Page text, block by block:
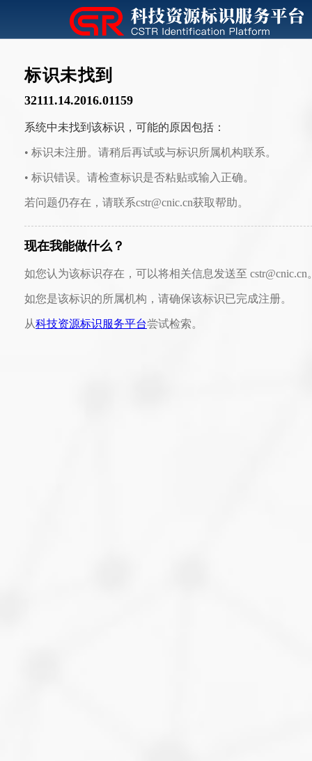
标识未找到
32111.14.2016.01159
系统中未找到该标识，可能的原因包括：
• 标识未注册。请稍后再试或与标识所属机构联系。
• 标识错误。请检查标识是否粘贴或输入正确。
若问题仍存在，请联系cstr@cnic.cn获取帮助。
现在我能做什么？
如您认为该标识存在，可以将相关信息发送至 cstr@cnic.cn
如您是该标识的所属机构，请确保该标识已完成注册。
从科技资源标识服务平台尝试检索。